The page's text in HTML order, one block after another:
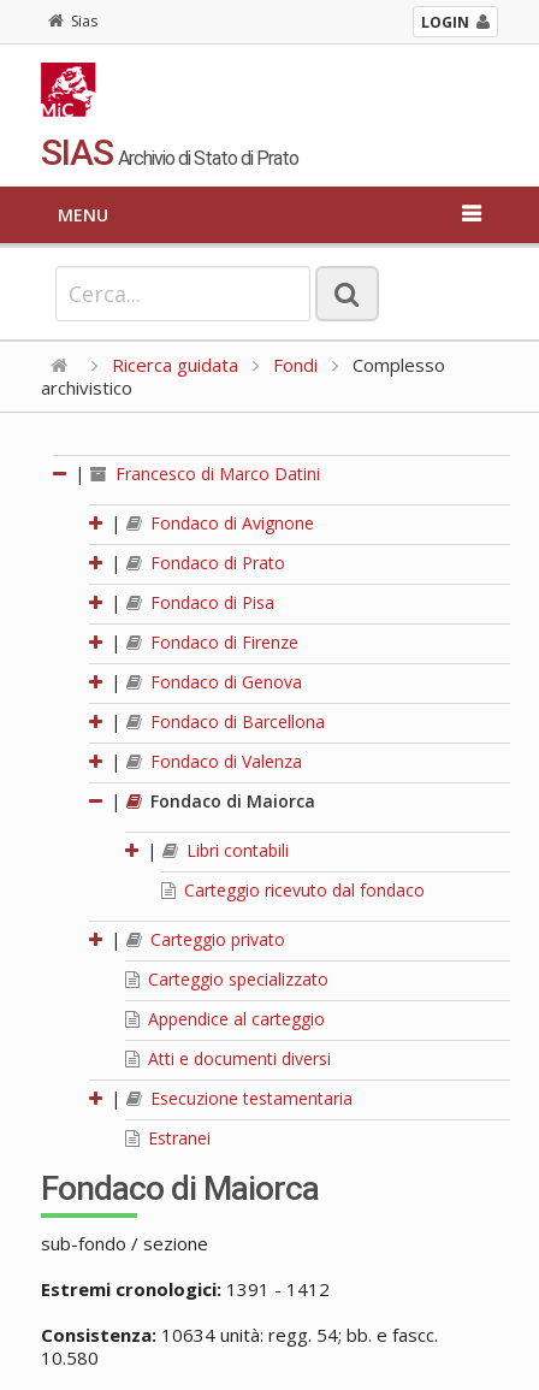
Sias LOGIN
SIAS Archivio di Stato di Prato
MENU
Ricerca guidata Fondi
Complesso
archivistico
| Francesco di Marco Datini
|
Fondaco di Avignone
|
Fondaco di Prato
|
Fondaco di Pisa
|
Fondaco di Firenze
|
Fondaco di Genova
|
Fondaco di Barcellona
|
Fondaco di Valenza
|
Fondaco di Maiorca
|
Libri contabili
Carteggio ricevuto dal fondaco
|
Carteggio privato
Carteggio specializzato
Appendice al carteggio
Atti e documenti diversi
|
Esecuzione testamentaria
Estranei
Fondaco di Maiorca
sub-fondo / sezione
Estremi cronologici:1391 - 1412
Consistenza:10634 unità: regg. 54; bb. e fascc.
10.580